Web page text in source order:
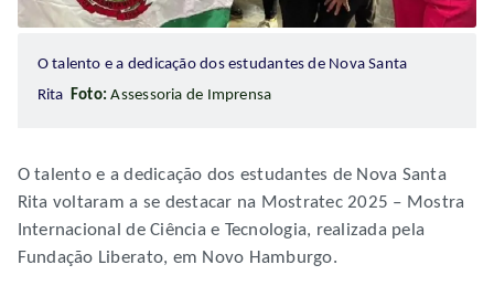
O talento e a dedicação dos estudantes de Nova Santa
RitaFoto: Assessoria de Imprensa
O talento e a dedicação dos estudantes de Nova Santa
Rita voltaram a se destacar na Mostratec 2025 – Mostra
Internacional de Ciência e Tecnologia, realizada pela
Fundação Liberato, em Novo Hamburgo.